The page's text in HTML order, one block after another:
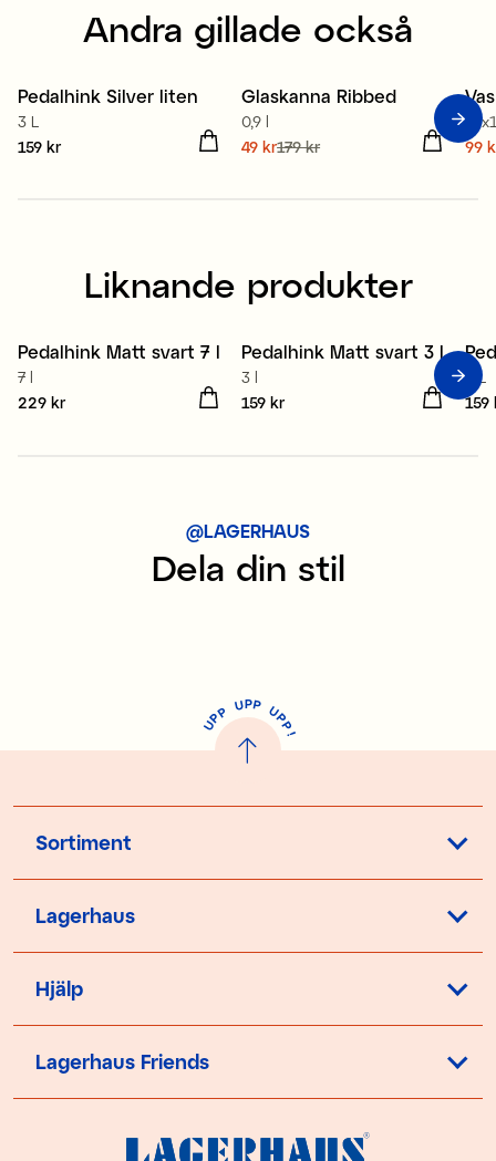
Andra gillade också
Pedalhink Silver liten
3 L
Pris :159 kr
159 kr
Sale
Glaskanna Ribbed
0,9 l
Nuvarande pris
49 kr179 kr 99
Liknande produkter
Pedalhink Matt svart 7 l
7 l
Pris :229 kr
229 kr
Pedalhink Matt svart 3 l
3 l
Pris:159 kr
159 kr
3 L
Pris
159
@LAGERHAUS
Dela din stil
U
P
P UPP UP
P
!
Sortiment
Lagerhaus
Hjälp
Lagerhaus Friends